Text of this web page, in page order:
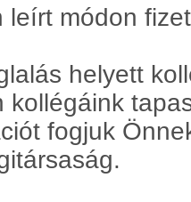
leírt módon
helyett
kollégáink
fogjuk